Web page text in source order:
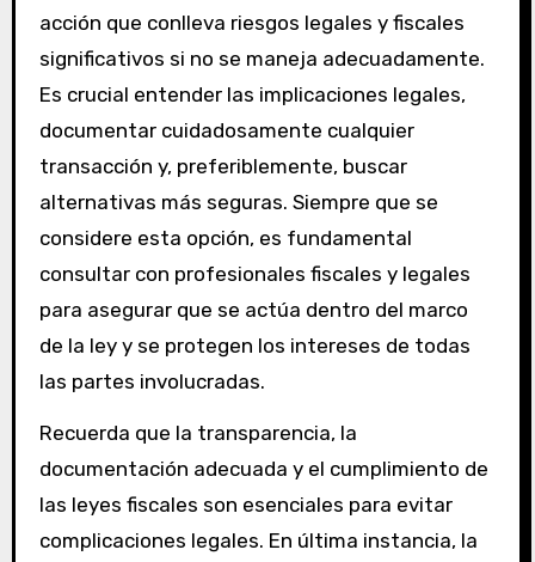
acción que conlleva riesgos legales y fiscales
significativos si no se maneja adecuadamente.
Es crucial entender las implicaciones legales,
documentar cuidadosamente cualquier
transacción y, preferiblemente, buscar
alternativas más seguras. Siempre que se
considere esta opción, es fundamental
consultar con profesionales fiscales y legales
para asegurar que se actúa dentro del marco
de la ley y se protegen los intereses de todas
las partes involucradas.
Recuerda que la transparencia, la
documentación adecuada y el cumplimiento de
las leyes fiscales son esenciales para evitar
complicaciones legales. En última instancia, la